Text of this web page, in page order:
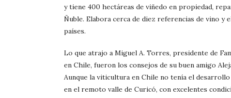
y tiene 400 hectáreas de viñedo en propiedad,
Ñuble. Elabora cerca de diez referencias de vino y
países.
Lo que atrajo a Miguel A. Torres, presidente de
en Chile, fueron los consejos de su buen amigo
Aunque la viticultura en Chile no tenía el
en el remoto valle de Curicó, con excelentes